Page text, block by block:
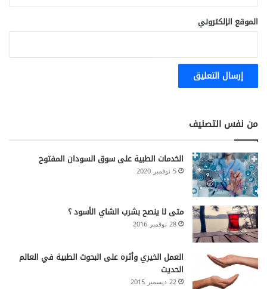
الموقع الإلكتروني
من نفس التصنيف
الخدمات الطبية على سوق السودان المفتوح
5 نوفمبر 2020
متى لا ينصح بشرب الشاي الأسود ؟
28 نوفمبر 2016
العمل الخيري وأثره على البحوث الطبية في العالم
الحديث
22 ديسمبر 2015